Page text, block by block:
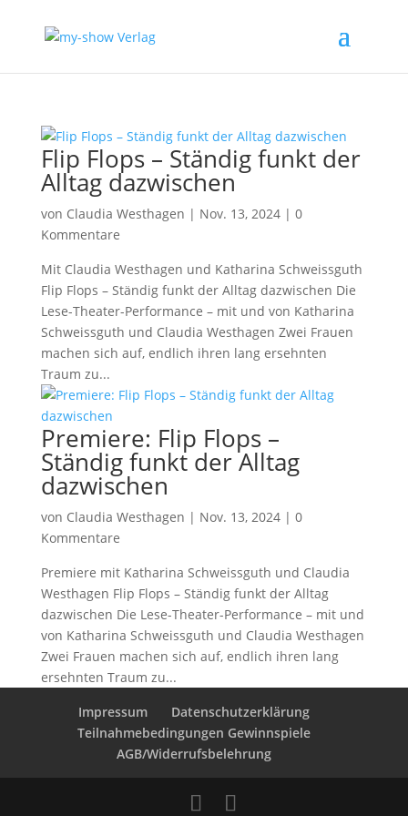
Flip Flops – Ständig funkt der
Alltag dazwischen
von Claudia Westhagen | Nov. 13, 2024| 0
Kommentare
Mit Claudia Westhagen und Katharina Schweissguth
Flip Flops – Ständig funkt der Alltag dazwischen Die
Lese-Theater-Performance – mit und von Katharina
Schweissguth und Claudia Westhagen Zwei Frauen
machen sich auf, endlich ihren lang ersehnten
Traum zu...
Premiere: Flip Flops –
Ständig funkt der Alltag
dazwischen
von Claudia Westhagen | Nov. 13, 2024| 0
Kommentare
Premiere mit Katharina Schweissguth und Claudia
Westhagen Flip Flops – Ständig funkt der Alltag
dazwischen Die Lese-Theater-Performance – mit und
von Katharina Schweissguth und Claudia Westhagen
Zwei Frauen machen sich auf, endlich ihren lang
ersehnten Traum zu...
Impressum
Datenschutzerklärung
Teilnahmebedingungen Gewinnspiele
AGB/Widerrufsbelehrung